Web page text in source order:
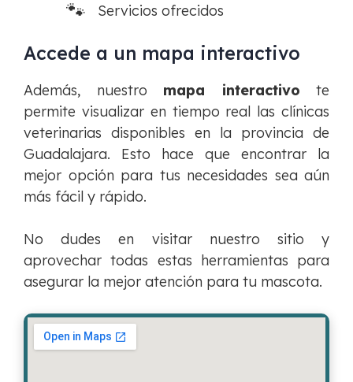
Servicios ofrecidos
Accede a un mapa interactivo
Además, nuestro mapa interactivo te
permite visualizar en tiempo real las clínicas
veterinarias disponibles en la provincia de
Guadalajara. Esto hace que encontrar la
mejor opción para tus necesidades sea aún
más fácil y rápido.
No dudes en visitar nuestro sitio y
aprovechar todas estas herramientas para
asegurar la mejor atención para tu mascota.